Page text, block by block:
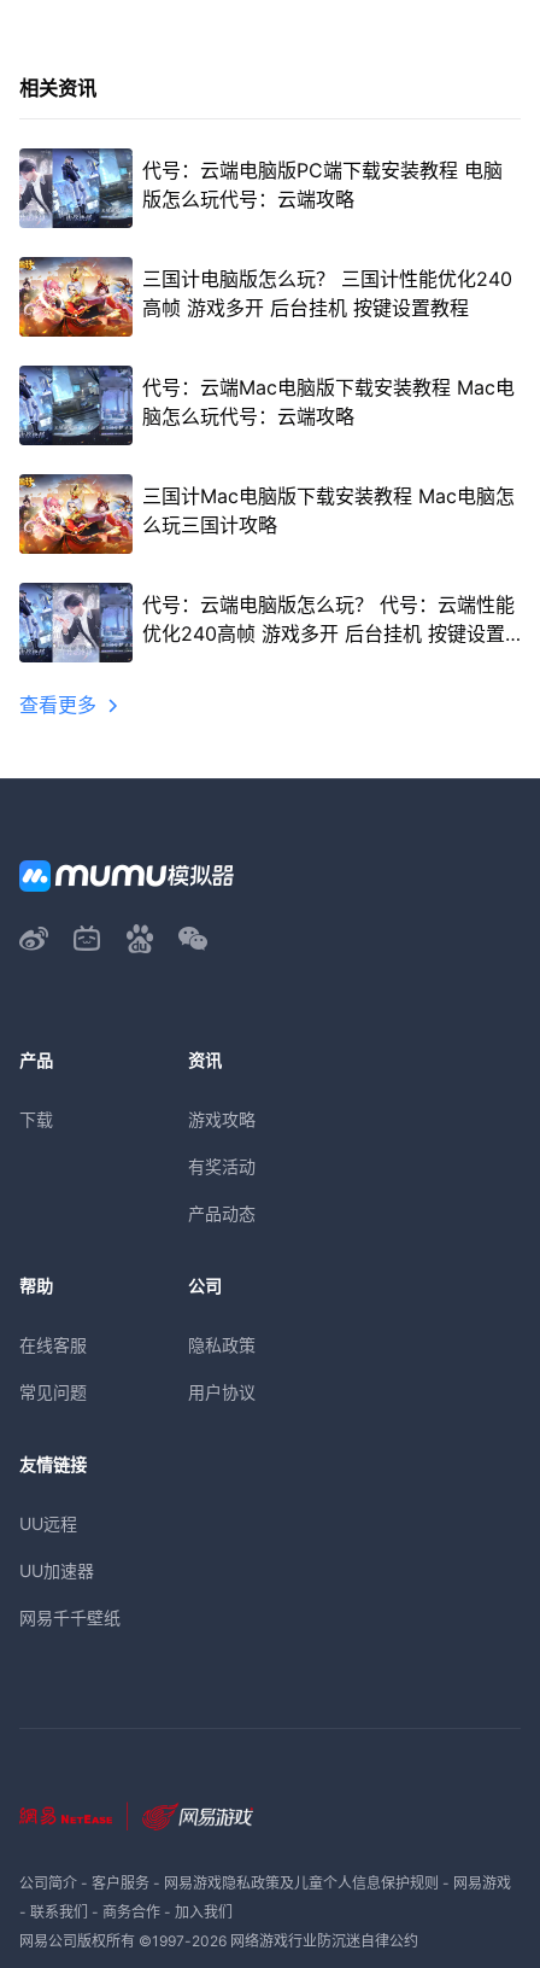
相关资讯
代号：云端电脑版PC端下载安装教程 电脑
版怎么玩代号：云端攻略
三国计电脑版怎么玩？ 三国计性能优化240
高帧 游戏多开 后台挂机 按键设置教程
代号：云端Mac电脑版下载安装教程 Mac电
脑怎么玩代号：云端攻略
三国计Mac电脑版下载安装教程 Mac电脑怎
么玩三国计攻略
代号：云端电脑版怎么玩？ 代号：云端性能
优化240高帧 游戏多开 后台挂机 按键设置
查看更多
产品
下载
资讯
游戏攻略
有奖活动
产品动态
帮助
在线客服
常见问题
公司
隐私政策
用户协议
友情链接
UU远程
UU加速器
网易千千壁纸
公司简介- 客户服务- 网易游戏隐私政策及儿童个人信息保护规则 - 网易游戏
- 联系我们 - 商务合作- 加入我们
网易公司版权所有 ©1997-2026 网络游戏行业防沉迷自律公约